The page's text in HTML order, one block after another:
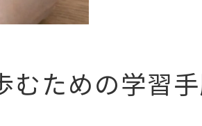
むための学習